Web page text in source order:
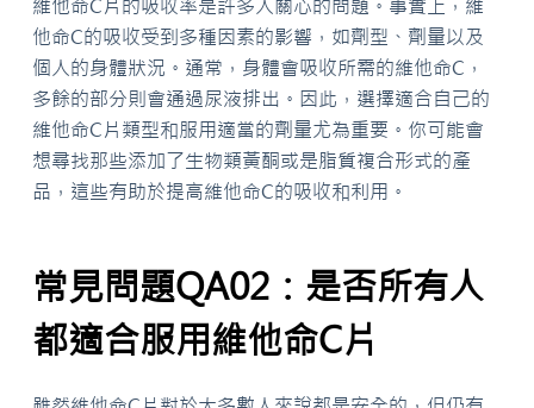
維他命C片的吸收率是許多人關心的問題。事實上，維
他命C的吸收受到多種因素的影響，如劑型、劑量以及
個人的身體狀況。通常，身體會吸收所需的維他命C，
多餘的部分則會通過尿液排出。因此，選擇適合自己的
維他命C片類型和服用適當的劑量尤為重要。你可能會
想尋找那些添加了生物類黃酮或是脂質複合形式的產
品，這些有助於提高維他命C的吸收和利用。
常見問題QA02：是否所有人
都適合服用維他命C片